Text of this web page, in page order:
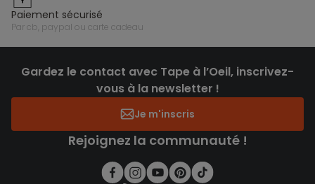
paiement sécurisé
par cb, paypal ou carte cadeau
Gardez le contact avec Tape à l’Oeil, inscrivez-
vous à la newsletter !
Je m'inscris
Rejoignez la communauté !